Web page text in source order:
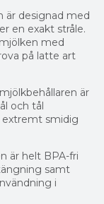
är designad med
en exakt stråle.
med
på latte art
är
och tål
extremt smidig
är helt BPA-fri
samt
i